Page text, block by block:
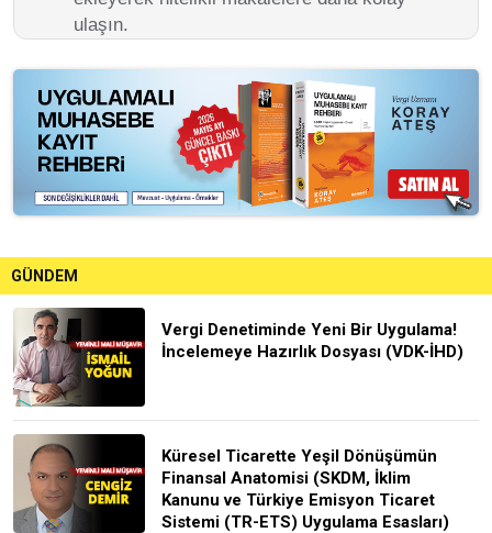
ulaşın.
GÜNDEM
Vergi Denetiminde Yeni Bir Uygulama!
İncelemeye Hazırlık Dosyası (VDK-İHD)
Küresel Ticarette Yeşil Dönüşümün
Finansal Anatomisi (SKDM, İklim
Kanunu ve Türkiye Emisyon Ticaret
Sistemi (TR-ETS) Uygulama Esasları)